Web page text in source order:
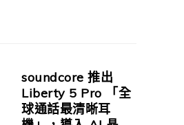
soundcore 推出
Liberty 5 Pro 「全
球通話最清晰耳